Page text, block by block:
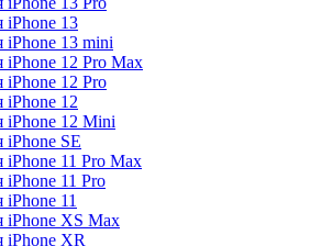
iPhone 13
iPhone 13 mini
iPhone 12 Pro Max
iPhone 12 Pro
iPhone 12
iPhone 12 Mini
iPhone SE
iPhone 11 Pro Max
iPhone 11 Pro
11
iPhone XS Max
iPhone XR